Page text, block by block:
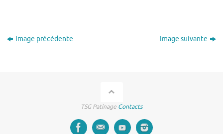
Image précédente Image suivante
TSG Patinage Contacts